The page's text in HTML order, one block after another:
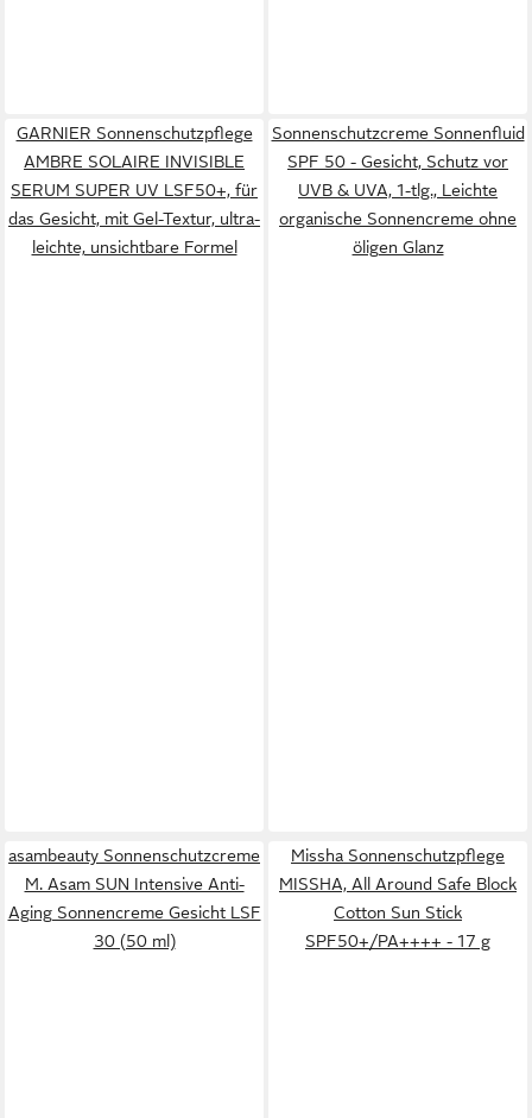
GARNIER Sonnenschutzpflege
AMBRE SOLAIRE INVISIBLE
SERUM SUPER UV LSF50+, für
das Gesicht, mit Gel-Textur, ultra-
leichte, unsichtbare Formel
Sonnenschutzcreme Sonnenfluid
SPF 50 - Gesicht, Schutz vor
UVB & UVA, 1-tlg., Leichte
organische Sonnencreme ohne
öligen Glanz
asambeauty Sonnenschutzcreme
M. Asam SUN Intensive Anti-
Aging Sonnencreme Gesicht LSF
30 (50 ml)
Missha Sonnenschutzpflege
MISSHA, All Around Safe Block
Cotton Sun Stick
SPF50+/PA++++ - 17 g